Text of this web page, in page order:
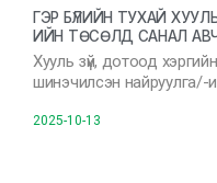
ГЭР БҮЛИЙН ТУХАЙ
ИЙН ТӨСӨЛД САНАЛ
Хууль зүй, дотоод
шинэчилсэн найруулга/-
2025-10-13